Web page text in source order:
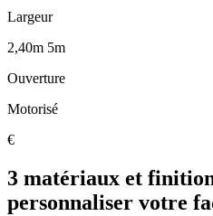
Largeur
2,40m 5m
Ouverture
Motorisé
€
3 matériaux et
personnaliser votre